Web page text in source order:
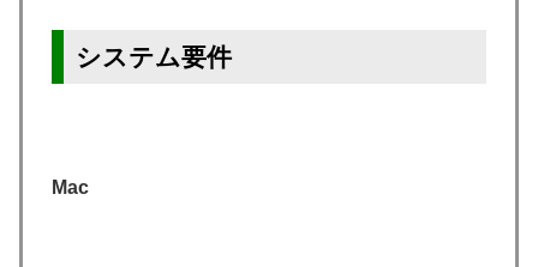
システム要件
Mac